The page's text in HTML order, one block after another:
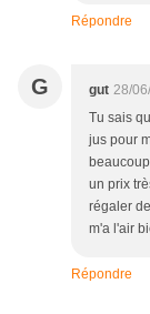
Répondre
G gut 28/
Tu sais
jus pour
un prix
régaler
m'a l'air
Répondre